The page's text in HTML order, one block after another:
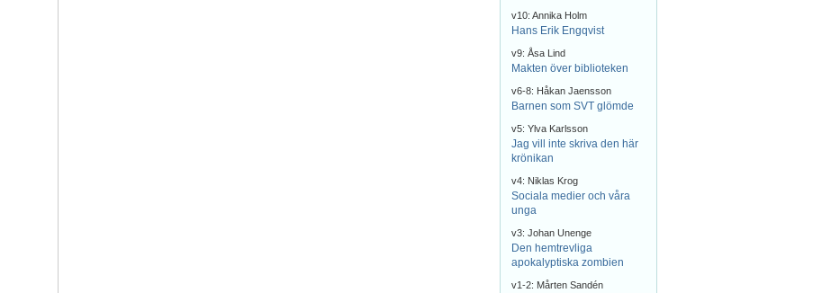
v10: Annika Holm
Hans Erik Engqvist
v9: Åsa Lind
Makten över biblioteken
v6-8: Håkan Jaensson
Barnen som SVT glömde
v5: Ylva Karlsson
Jag vill inte skriva den här
krönikan
v4: Niklas Krog
Sociala medier och våra
unga
v3: Johan Unenge
Den hemtrevliga
apokalyptiska zombien
v1-2: Mårten Sandén